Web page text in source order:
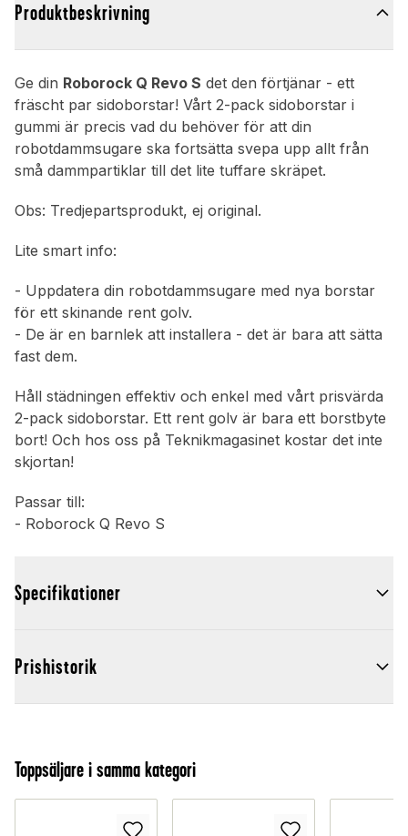
Produktbeskrivning
Ge din Roborock Q Revo S det den förtjänar - ett
fräscht par sidoborstar! Vårt 2-pack sidoborstar i
gummi är precis vad du behöver för att din
robotdammsugare ska fortsätta svepa upp allt från
små dammpartiklar till det lite tuffare skräpet.
Obs: Tredjepartsprodukt, ej original.
Lite smart info:
- Uppdatera din robotdammsugare med nya borstar
för ett skinande rent golv.
- De är en barnlek att installera - det är bara att sätta
fast dem.
Håll städningen effektiv och enkel med vårt prisvärda
2-pack sidoborstar. Ett rent golv är bara ett borstbyte
bort! Och hos oss på Teknikmagasinet kostar det inte
skjortan!
Passar till:
- Roborock Q Revo S
Specifikationer
Prishistorik
Toppsäljare i samma kategori